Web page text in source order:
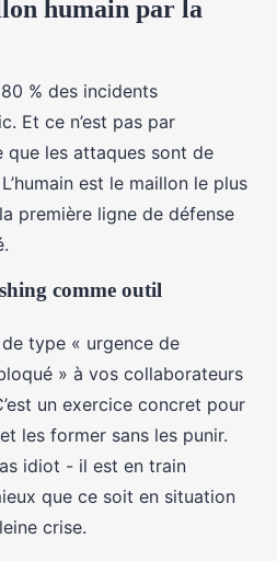
humain par la
% des incidents
Et ce n’est pas par
que les attaques sont de
est le maillon le plus
première ligne de défense
comme outil
type « urgence de
» à vos collaborateurs
un exercice concret pour
les former sans les punir.
idiot - il est en train
que ce soit en situation
crise.